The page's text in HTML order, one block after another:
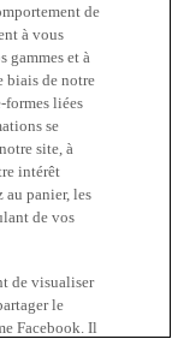
de
à vous
gammes et à
biais de notre
formes liées
se
site, à
intérêt
panier, les
de vos
de visualiser
le
Facebook. Il